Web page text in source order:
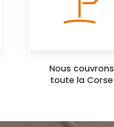
Nous couvrons
toute la Corse